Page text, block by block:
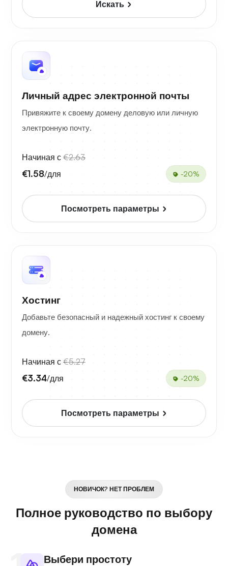
Искать
Личный адрес электронной почты
Привяжите к своему домену деловую или личную
электронную почту.
Начиная с €2.63
€1.58/для -20%
Посмотреть параметры
Хостинг
Добавьте безопасный и надежный хостинг к своему
домену.
Начиная с €5.27
€3.34/для -20%
Посмотреть параметры
НОВИЧОК? НЕТ ПРОБЛЕМ
Полное руководство по выбору
домена
Выбери простоту